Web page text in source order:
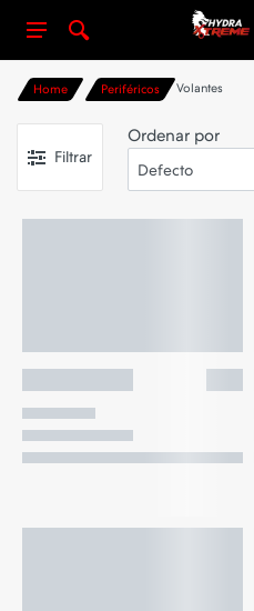
Home Periféricos Volantes
Filtrar
Ordenar por